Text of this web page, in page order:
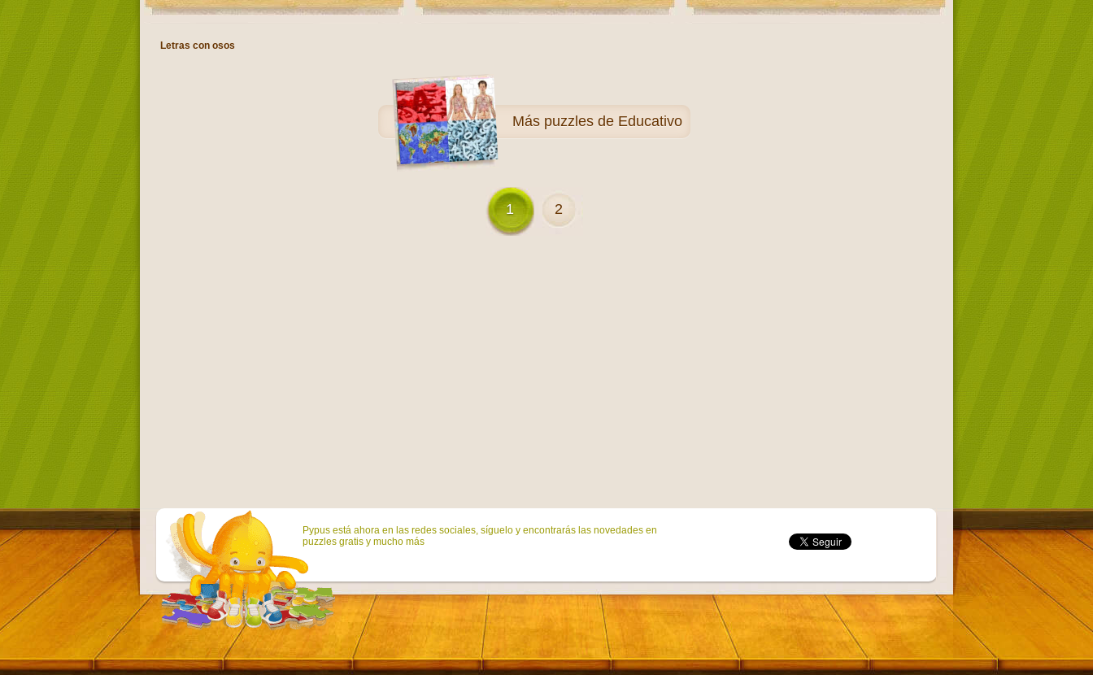
Letras con osos
Más puzzles de Educativo
1 2
Pypus está ahora en las redes sociales, síguelo y encontrarás las novedades en
puzzles gratis y mucho más